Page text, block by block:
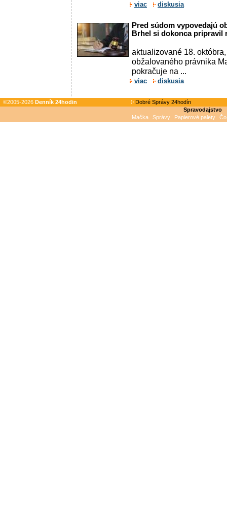
viac diskusia
Pred súdom vypovedajú
Brhel si dokonca pripravil
aktualizované 18.
obžalovaného právnika
pokračuje na ...
viac diskusia
©2005-2026 Denník 24hodin
Dobré Správy 24hodín
Spravodajstvo
Mačka
Správy Papierové palety